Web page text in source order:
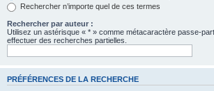
Rechercher n’importe quel de ces termes
Rechercher par auteur :
Utilisez un astérisque « * » comme métacaractère passe-
effectuer des recherches partielles.
PRÉFÉRENCES DE LA RECHERCHE